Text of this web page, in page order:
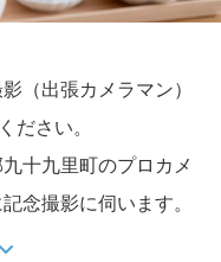
（出張カメラマン）
ださい。
十九里町のプロカメ
念撮影に伺います。